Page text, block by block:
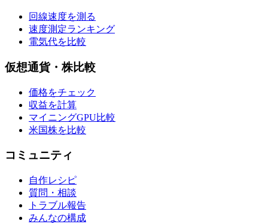
回線速度を測る
速度測定ランキング
電気代を比較
仮想通貨・株比較
価格をチェック
収益を計算
マイニングGPU比較
米国株を比較
コミュニティ
自作レシピ
質問・相談
トラブル報告
みんなの構成